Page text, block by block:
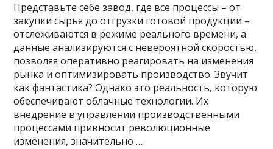
Представьте себе завод, где все процессы – от
закупки сырья до отгрузки готовой продукции –
отслеживаются в режиме реального времени, а
данные анализируются с невероятной скоростью,
позволяя оперативно реагировать на изменения
рынка и оптимизировать производство. Звучит
как фантастика? Однако это реальность, которую
обеспечивают облачные технологии. Их
внедрение в управлении производственными
процессами привносит революционные
изменения, значительно …